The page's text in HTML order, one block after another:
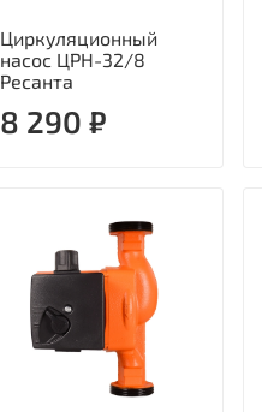
Циркуляционный
насос ЦРН-32/8
Ресанта
8 290 ₽